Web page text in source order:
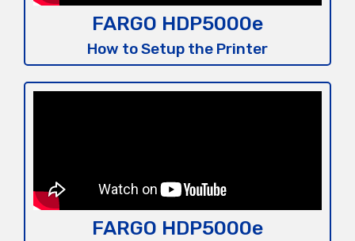
FARGO HDP5000e
How to Setup the Printer
FARGO HDP5000e